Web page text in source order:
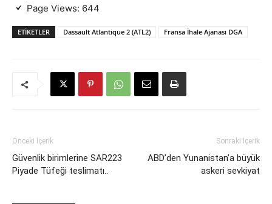
Page Views: 644
ETIKETLER Dassault Atlantique 2 (ATL2) Fransa İhale Ajanası DGA
Önceki İçerik
Güvenlik birimlerine SAR223
Piyade Tüfeği teslimatı..
Sonraki İçerik
ABD’den Yunanistan’a büyük
askeri sevkiyat